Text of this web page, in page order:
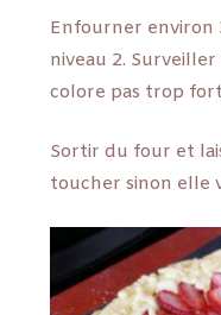
Enfourner environ
niveau 2.
colore pas trop
Sortir du four et
toucher sinon elle